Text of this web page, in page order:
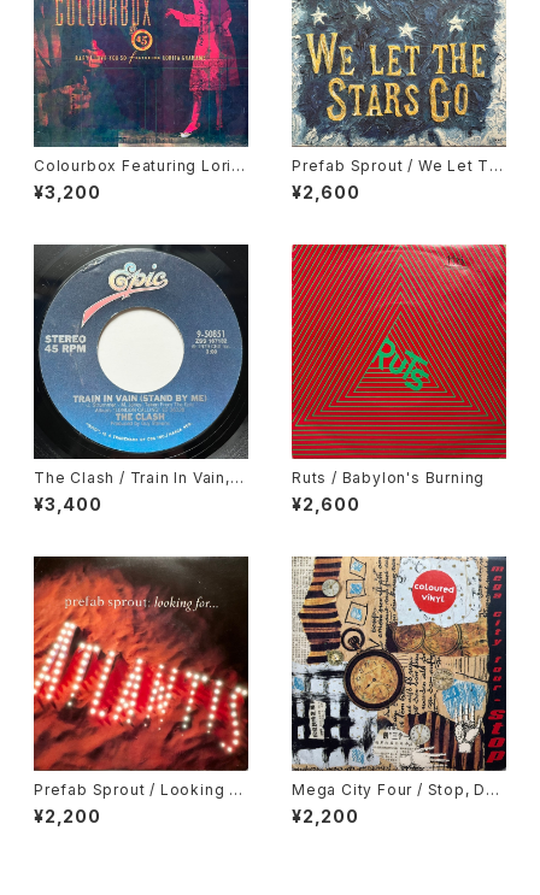
Colourbox Featuring Lorita
Grahame / Baby I Love You
So
¥3,200
Prefab Sprout / We Let Th
e Stars Go
¥2,600
The Clash / Train In Vain, L
ondon Calling
¥3,400
Ruts / Babylon's Burning
¥2,600
Prefab Sprout / Looking F
or Atlantis
¥2,200
Mega City Four / Stop, Des
ert Song
¥2,200